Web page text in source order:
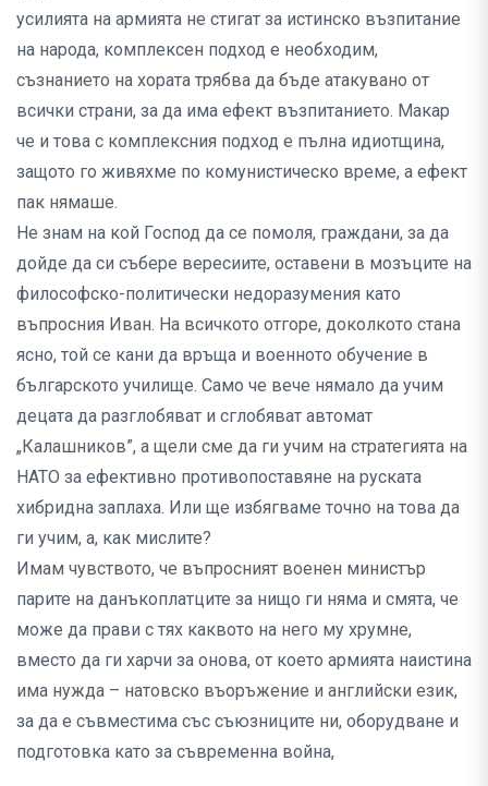
усилията на армията не стигат за истинско възпитание
на народа, комплексен подход е необходим,
съзнанието на хората трябва да бъде атакувано от
всички страни, за да има ефект възпитанието. Макар
че и това с комплексния подход е пълна идиотщина,
защото го живяхме по комунистическо време, а ефект
пак нямаше.
Не знам на кой Господ да се помоля, граждани, за да
дойде да си събере вересиите, оставени в мозъците на
философско-политически недоразумения като
въпросния Иван. На всичкото отгоре, доколкото стана
ясно, той се кани да връща и военното обучение в
българското училище. Само че вече нямало да учим
децата да разглобяват и сглобяват автомат
„Калашников”, а щели сме да ги учим на стратегията на
НАТО за ефективно противопоставяне на руската
хибридна заплаха. Или ще избягваме точно на това да
ги учим, а, как мислите?
Имам чувството, че въпросният военен министър
парите на данъкоплатците за нищо ги няма и смята, че
може да прави с тях каквото на него му хрумне,
вместо да ги харчи за онова, от което армията наистина
има нужда – натовско въоръжение и английски език,
за да е съвместима със съюзниците ни, оборудване и
подготовка като за съвременна война,